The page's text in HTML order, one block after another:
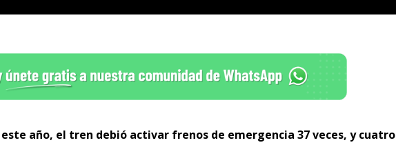
año, el tren debió activar frenos de emergencia 37 veces, y cuatro